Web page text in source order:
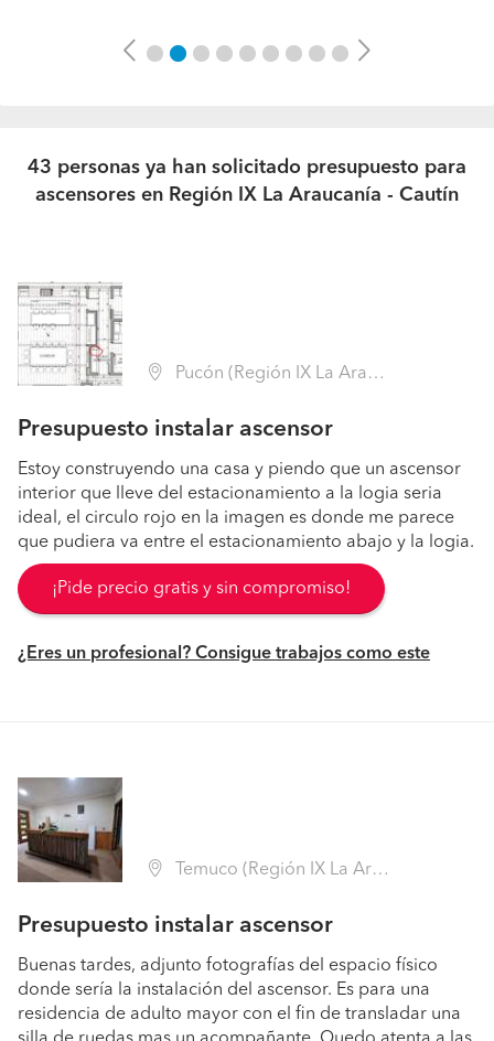
Previous Next
43 personas ya han solicitado presupuesto para
ascensores en Región IX La Araucanía - Cautín
Pucón (Región IX La Araucanía - Cautín)
Presupuesto instalar ascensor
Estoy construyendo una casa y piendo que un ascensor
interior que lleve del estacionamiento a la logia seria
ideal, el circulo rojo en la imagen es donde me parece
que pudiera va entre el estacionamiento abajo y la logia.
¡Pide precio gratis y sin compromiso!
¿Eres un profesional? Consigue trabajos como este
Temuco (Región IX La Araucanía - Cautín)
Presupuesto instalar ascensor
Buenas tardes, adjunto fotografías del espacio físico
donde sería la instalación del ascensor. Es para una
residencia de adulto mayor con el fin de transladar una